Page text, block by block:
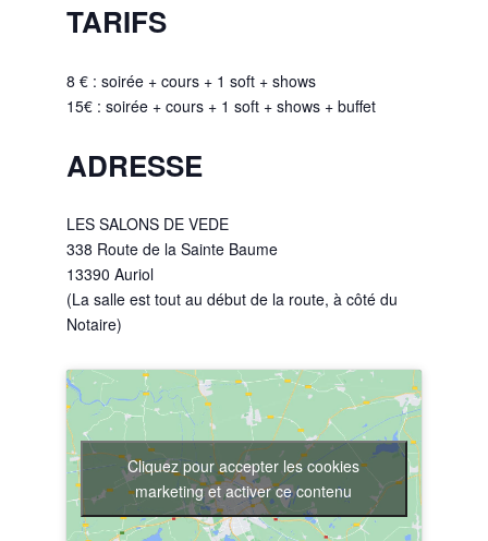
TARIFS
8 € : soirée + cours + 1 soft + shows
15€ : soirée + cours + 1 soft + shows + buffet
ADRESSE
LES SALONS DE VEDE
338 Route de la Sainte Baume
13390 Auriol
(La salle est tout au début de la route, à côté du
Notaire)
Cliquez pour accepter les cookies
marketing et activer ce contenu